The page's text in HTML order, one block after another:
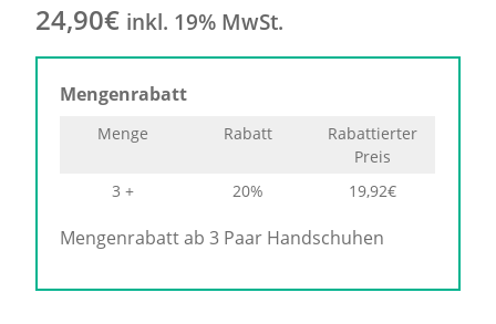
24,90€ inkl. 19% MwSt.
Mengenrabatt
Menge Rabatt
Rabattierter
Preis
3 +
20% 19,92€
Mengenrabatt ab 3 Paar Handschuhen